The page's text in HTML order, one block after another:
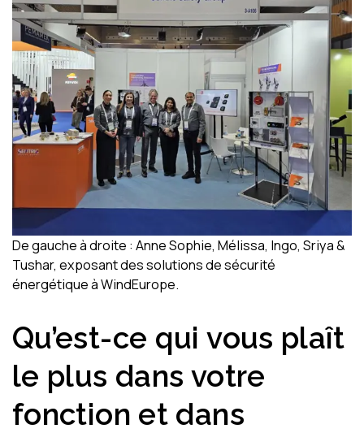
De gauche à droite : Anne Sophie, Mélissa, Ingo, Sriya &
Tushar, exposant des solutions de sécurité
énergétique à WindEurope.
Qu’est-ce qui vous plaît
le plus dans votre
fonction et dans